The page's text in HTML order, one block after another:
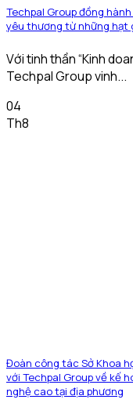
Techpal Group đồng
yêu thương từ những hạt
Với tinh thần “Kinh
Techpal Group vinh...
04
Th8
Đoàn công tác Sở Khoa
với Techpal Group về kế
nghệ cao tại địa phương